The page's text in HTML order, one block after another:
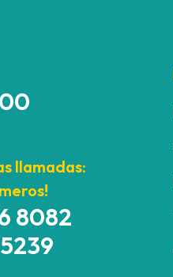
llamadas:
8082